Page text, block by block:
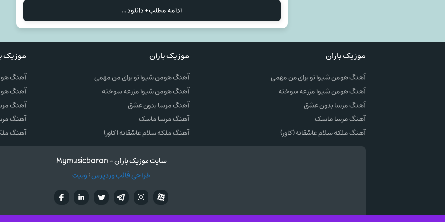
ادامه مطلب + دانلود ...
موزیک باران
آهنگ هومن شیوا تو برای من مهمی
آهنگ هومن شیوا مزرعه سوخته
آهنگ مرسا بدون عشق
آهنگ مرسا ماسک
آهنگ ملکه سلام عاشقانه (کاور)
موزیک باران
آهنگ هومن شیوا تو برای من مهمی
آهنگ هومن شیوا مزرعه سوخته
آهنگ مرسا بدون عشق
آهنگ مرسا ماسک
آهنگ ملکه سلام عاشقانه (کاور)
موزیک
آهنگ
آهنگ
آهنگ
آهنگ
آهنگ
سایت موزیک باران - Mymusicbaran
طراحی قالب وردپرس:وبیت
تويترتلگرام
اینستاگرام آپارات